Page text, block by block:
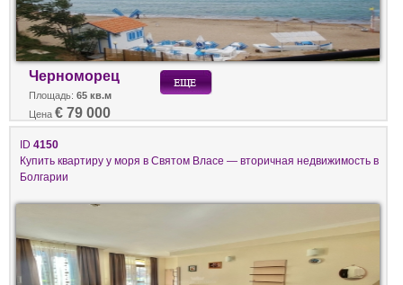
Черноморец
Площадь: 65 кв.м
Цена € 79 000
ID 4150
Купить квартиру у моря в Святом Власе — вторичная недвижимость в
Болгарии